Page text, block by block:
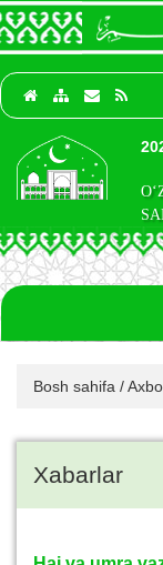
Bosh sahifa /
Xabarlar